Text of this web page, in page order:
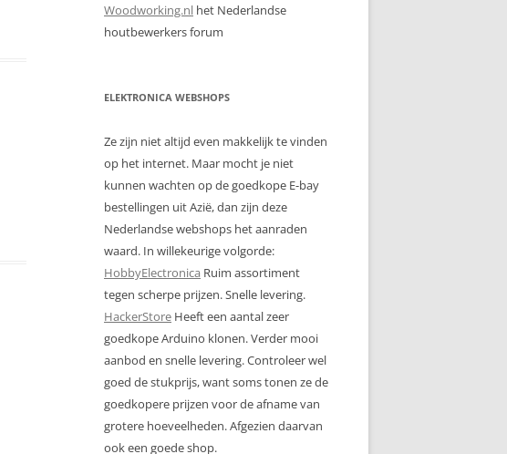
Woodworking.nl het Nederlandse
houtbewerkers forum
ELEKTRONICA WEBSHOPS
Ze zijn niet altijd even makkelijk te vinden
op het internet. Maar mocht je niet
kunnen wachten op de goedkope E-bay
bestellingen uit Azië, dan zijn deze
Nederlandse webshops het aanraden
waard. In willekeurige volgorde:
HobbyElectronica Ruim assortiment
tegen scherpe prijzen. Snelle levering.
HackerStore Heeft een aantal zeer
goedkope Arduino klonen. Verder mooi
aanbod en snelle levering. Controleer wel
goed de stukprijs, want soms tonen ze de
goedkopere prijzen voor de afname van
grotere hoeveelheden. Afgezien daarvan
ook een goede shop.